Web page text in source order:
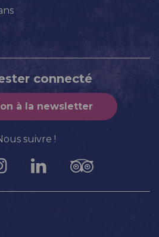
connecté
à la newsletter
suivre !